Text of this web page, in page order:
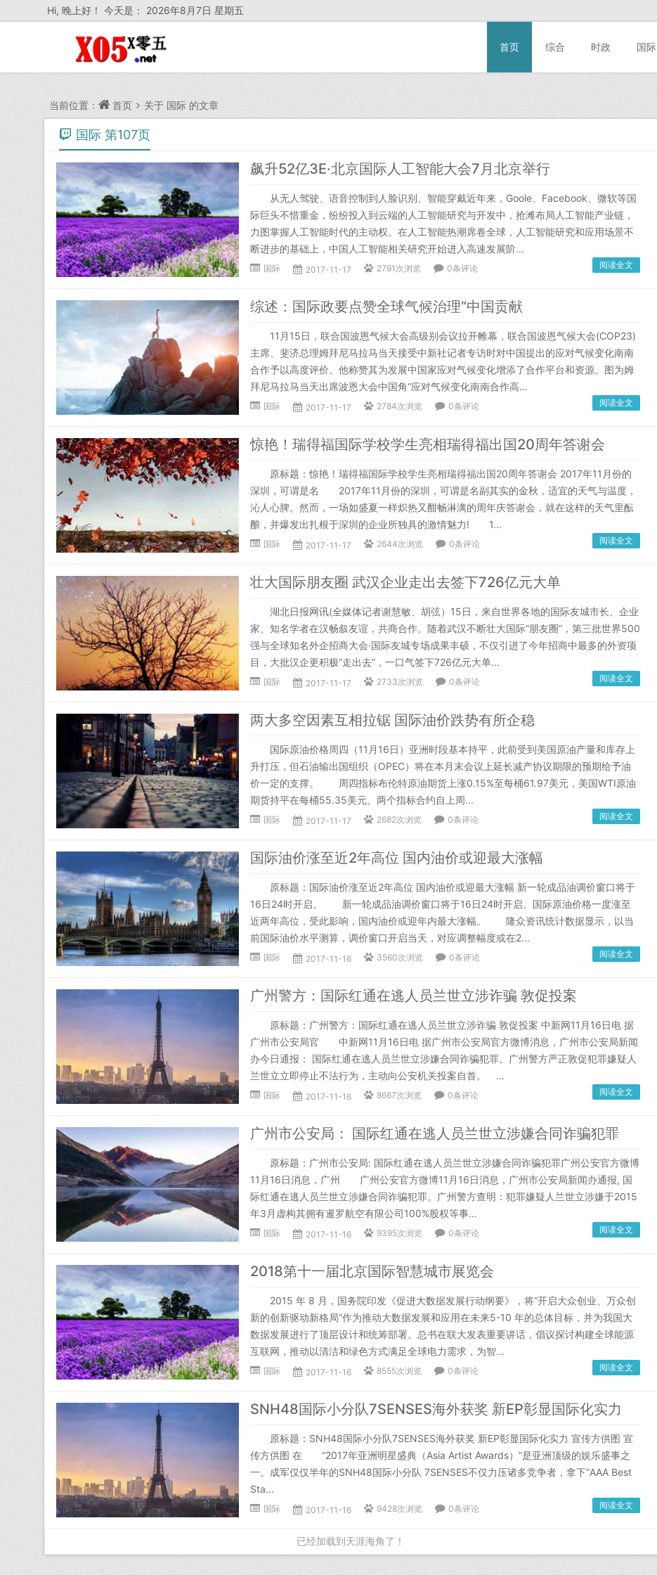
Hi, 晚上好！ 今天是： 2026年8月7日 星期五
首页 综合 时政 国际
当前位置： 首页 关于 国际 的文章
国际 第107页
飙升52亿3E·北京国际人工智能大会7月北京举行
从无人驾驶、语音控制到人脸识别、智能穿戴近年来，Goole、Facebook、微软等国
际巨头不惜重金，纷纷投入到云端的人工智能研究与开发中，抢滩布局人工智能产业链，
力图掌握人工智能时代的主动权。在人工智能热潮席卷全球，人工智能研究和应用场景不
断进步的基础上，中国人工智能相关研究开始进入高速发展阶...
国际 2017-11-17 2791次浏览 0条评论 阅读全文
综述：国际政要点赞全球气候治理“中国贡献
11月15日，联合国波恩气候大会高级别会议拉开帷幕，联合国波恩气候大会(COP23)
主席、斐济总理姆拜尼马拉马当天接受中新社记者专访时对中国提出的应对气候变化南南
合作予以高度评价。他称赞其为发展中国家应对气候变化增添了合作平台和资源。图为姆
拜尼马拉马当天出席波恩大会中国角“应对气候变化南南合作高...
国际 2017-11-17 2784次浏览 0条评论 阅读全文
惊艳！瑞得福国际学校学生亮相瑞得福出国20周年答谢会
原标题：惊艳！瑞得福国际学校学生亮相瑞得福出国20周年答谢会 2017年11月份的
深圳，可谓是名 2017年11月份的深圳，可谓是名副其实的金秋，适宜的天气与温度，
沁人心脾。然而，一场如盛夏一样炽热又酣畅淋漓的周年庆答谢会，就在这样的天气里酝
酿，并爆发出扎根于深圳的企业所独具的激情魅力! 1...
国际 2017-11-17 2644次浏览 0条评论 阅读全文
壮大国际朋友圈 武汉企业走出去签下726亿元大单
湖北日报网讯(全媒体记者谢慧敏、胡弦）15日，来自世界各地的国际友城市长、企业
家、知名学者在汉畅叙友谊，共商合作。随着武汉不断壮大国际“朋友圈”，第三批世界500
强与全球知名外企招商大会·国际友城专场成果丰硕，不仅引进了今年招商中最多的外资项
目，大批汉企更积极“走出去”，一口气签下726亿元大单...
国际 2017-11-17 2733次浏览 0条评论 阅读全文
两大多空因素互相拉锯 国际油价跌势有所企稳
国际原油价格周四（11月16日）亚洲时段基本持平，此前受到美国原油产量和库存上
升打压，但石油输出国组织（OPEC）将在本月末会议上延长减产协议期限的预期给予油
价一定的支撑。 周四指标布伦特原油期货上涨0.15%至每桶61.97美元，美国WTI原油
期货持平在每桶55.35美元。两个指标合约自上周...
国际 2017-11-17 2682次浏览 0条评论 阅读全文
国际油价涨至近2年高位 国内油价或迎最大涨幅
原标题：国际油价涨至近2年高位 国内油价或迎最大涨幅 新一轮成品油调价窗口将于
16日24时开启。 新一轮成品油调价窗口将于16日24时开启。国际原油价格一度涨至
近两年高位，受此影响，国内油价或迎年内最大涨幅。 隆众资讯统计数据显示，以当
前国际油价水平测算，调价窗口开启当天，对应调整幅度或在2...
国际 2017-11-16 3560次浏览 0条评论 阅读全文
广州警方：国际红通在逃人员兰世立涉诈骗 敦促投案
原标题：广州警方：国际红通在逃人员兰世立涉诈骗 敦促投案 中新网11月16日电 据
广州市公安局官 中新网11月16日电 据广州市公安局官方微博消息，广州市公安局新闻
办今日通报： 国际红通在逃人员兰世立涉嫌合同诈骗犯罪。广州警方严正敦促犯罪嫌疑人
兰世立立即停止不法行为，主动向公安机关投案自首。 ...
国际 2017-11-16 8667次浏览 0条评论 阅读全文
广州市公安局： 国际红通在逃人员兰世立涉嫌合同诈骗犯罪
原标题：广州市公安局: 国际红通在逃人员兰世立涉嫌合同诈骗犯罪广州公安官方微博
11月16日消息，广州 广州公安官方微博11月16日消息，广州市公安局新闻办通报, 国
际红通在逃人员兰世立涉嫌合同诈骗犯罪。广州警方查明：犯罪嫌疑人兰世立涉嫌于2015
年3月虚构其拥有暹罗航空有限公司100%股权等事...
国际 2017-11-16 9395次浏览 0条评论 阅读全文
2018第十一届北京国际智慧城市展览会
2015 年 8 月，国务院印发《促进大数据发展行动纲要》，将“开启大众创业、万众创
新的创新驱动新格局”作为推动大数据发展和应用在未来5-10 年的总体目标，并为我国大
数据发展进行了顶层设计和统筹部署。总书在联大发表重要讲话，倡议探讨构建全球能源
互联网，推动以清洁和绿色方式满足全球电力需求，为智...
国际 2017-11-16 8555次浏览 0条评论 阅读全文
SNH48国际小分队7SENSES海外获奖 新EP彰显国际化实力
原标题：SNH48国际小分队7SENSES海外获奖 新EP彰显国际化实力 宣传方供图 宣
传方供图 在 “2017年亚洲明星盛典（Asia Artist Awards）”是亚洲顶级的娱乐盛事之
一。成军仅仅半年的SNH48国际小分队 7SENSES不仅力压诸多竞争者，拿下“AAA Best
Sta...
国际 2017-11-16 9428次浏览 0条评论 阅读全文
已经加载到天涯海角了！